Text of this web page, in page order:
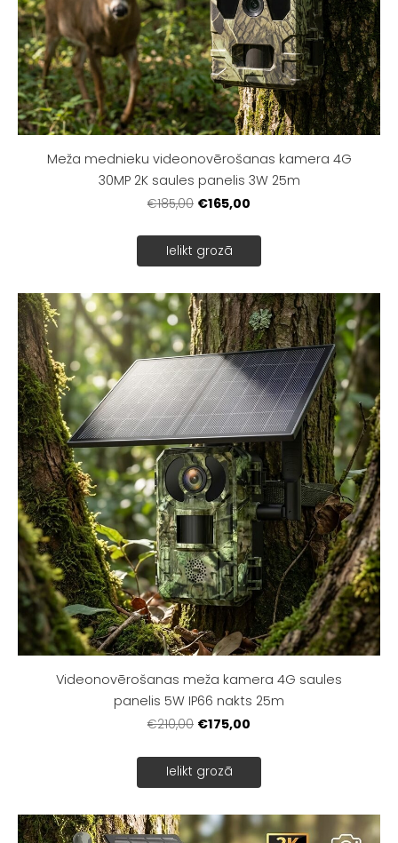
Meža mednieku videonovērošanas kamera 4G
30MP 2K saules panelis 3W 25m
€185,00 €165,00
Ielikt grozā
Videonovērošanas meža kamera 4G saules
panelis 5W IP66 nakts 25m
€210,00 €175,00
Ielikt grozā